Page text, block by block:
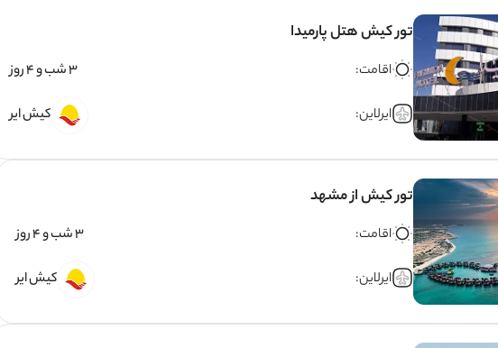
تور کیش هتل پارمیدا
اقامت: 3 شب و 4 روز
ایرلاین: کیش ایر
تور کیش از مشهد
اقامت: 3 شب و 4 روز
ایرلاین: کیش ایر